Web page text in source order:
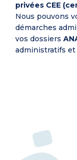
privées CEE
Nous pouvons
démarches
vos dossiers
administratifs et